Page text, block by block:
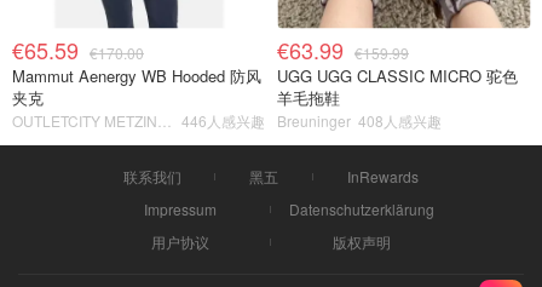
€65.59 €170.00
Mammut Aenergy WB Hooded 防风
夹克
446人感兴趣
€63.99 €159.99
UGG UGG CLASSIC MICRO 驼色
羊毛拖鞋
Breuninger 408人感兴趣
联系我们 黑五
InRewards
Impressum
Datenschutzerklärung
用户协议
版权声明